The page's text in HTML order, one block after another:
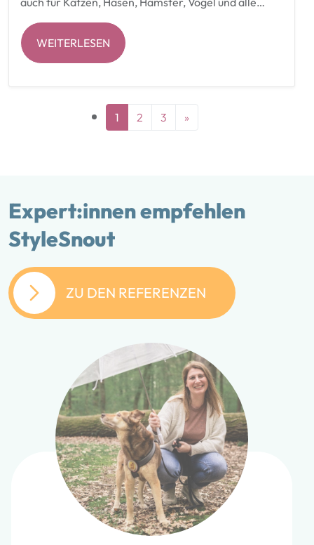
WEITERLESEN
Posts navigation
1 2 3 »
Expert:innen empfehlen
StyleSnout
ZU DEN REFERENZEN